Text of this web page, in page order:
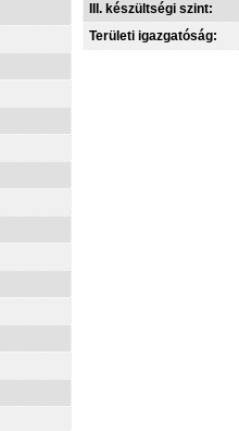
III. készültségi szint:
Területi igazgatóság: